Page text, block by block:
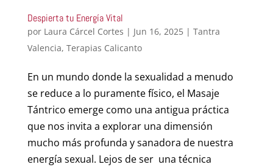
Despierta tu Energía Vital
por Laura Cárcel Cortes | Jun 16, 2025| Tantra
Valencia, Terapias Calicanto
En un mundo donde la sexualidad a menudo
se reduce a lo puramente físico, el Masaje
Tántrico emerge como una antigua práctica
que nos invita a explorar una dimensión
mucho más profunda y sanadora de nuestra
energía sexual. Lejos de ser una técnica